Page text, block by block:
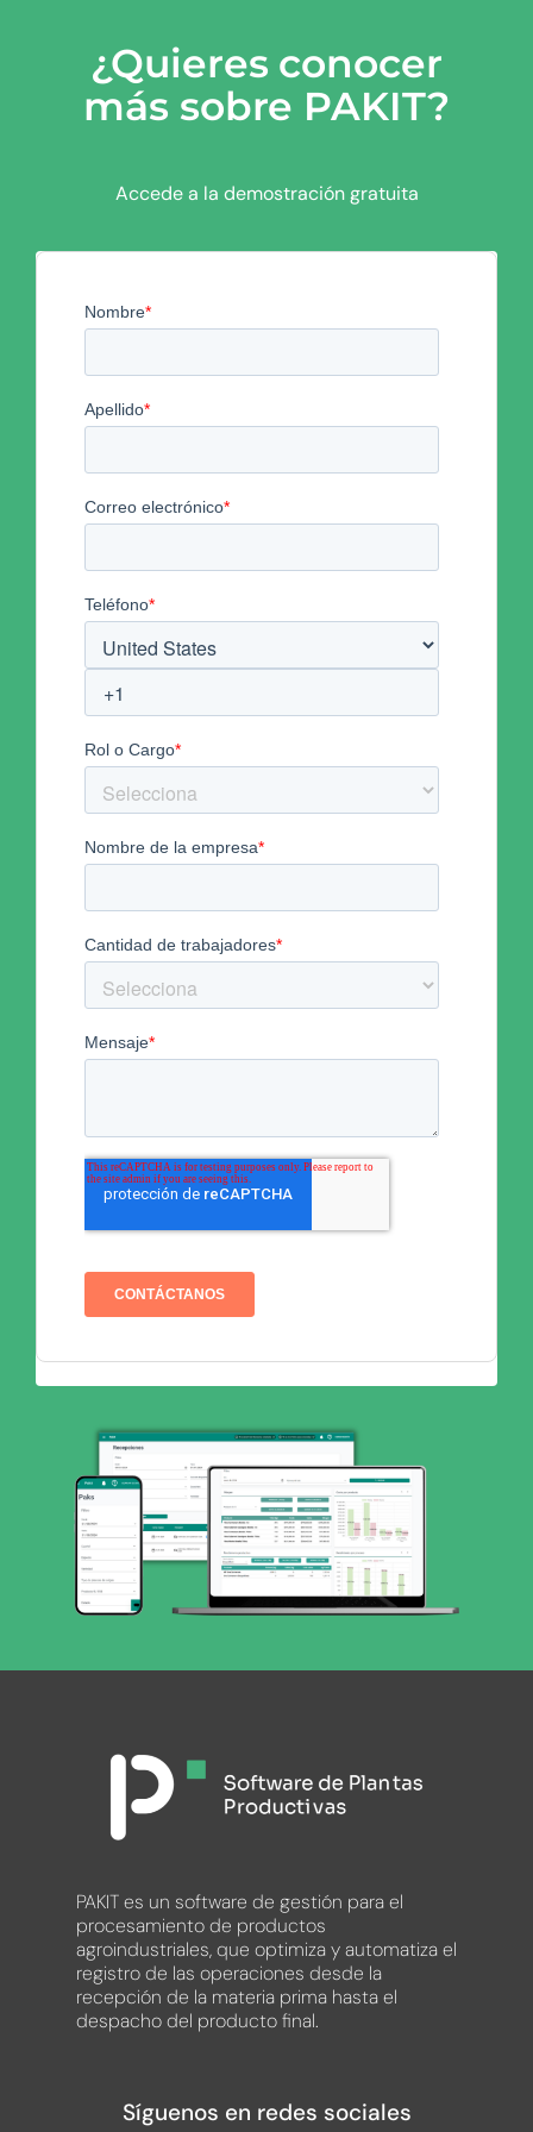
contenido¿Quieres conocer
más sobre PAKIT?
Accede a la demostración gratuita
PAKIT es un software de gestión para el
procesamiento de productos
agroindustriales, que optimiza y automatiza el
registro de las operaciones desde la
recepción de la materia prima hasta el
despacho del producto final.
Síguenos en redes sociales